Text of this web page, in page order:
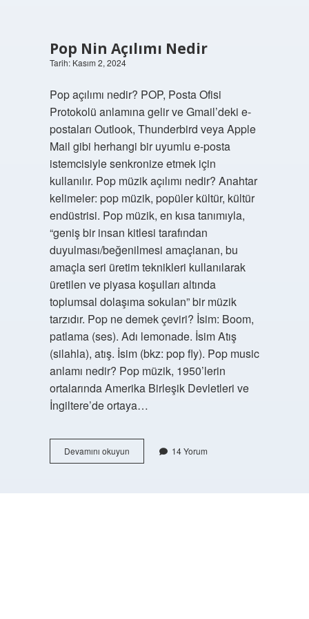
Pop Nin Açılımı Nedir
Tarih: Kasım 2, 2024
Pop açılımı nedir? POP, Posta Ofisi
Protokolü anlamına gelir ve Gmail’deki e-
postaları Outlook, Thunderbird veya Apple
Mail gibi herhangi bir uyumlu e-posta
istemcisiyle senkronize etmek için
kullanılır. Pop müzik açılımı nedir? Anahtar
kelimeler: pop müzik, popüler kültür, kültür
endüstrisi. Pop müzik, en kısa tanımıyla,
“geniş bir insan kitlesi tarafından
duyulması/beğenilmesi amaçlanan, bu
amaçla seri üretim teknikleri kullanılarak
üretilen ve piyasa koşulları altında
toplumsal dolaşıma sokulan” bir müzik
tarzıdır. Pop ne demek çeviri? İsim: Boom,
patlama (ses). Adı lemonade. İsim Atış
(silahla), atış. İsim (bkz: pop fly). Pop music
anlamı nedir? Pop müzik, 1950’lerin
ortalarında Amerika Birleşik Devletleri ve
İngiltere’de ortaya…
Devamını okuyunPop
Nin
14 Yorum